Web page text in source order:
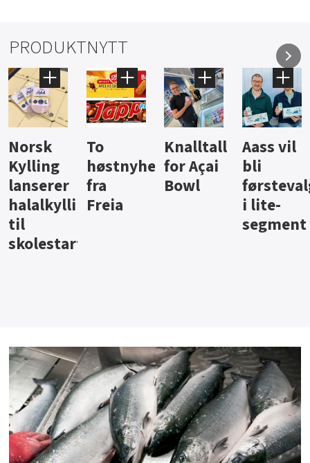
PRODUKTNYTT
Knalltall
for Açai
Bowl
Aass vil
bli
førstevalg
i lite-
Brus og
jus fra
Berentsen
Hard
iste fra
Hansa